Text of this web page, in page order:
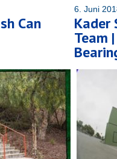
Can
6. Juni
Kader
Team